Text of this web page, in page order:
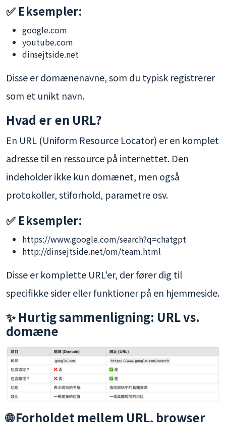
✅ Eksempler:
google.com
youtube.com
dinsejtside.net
Disse er domænenavne, som du typisk registrerer
som et unikt navn.
Hvad er en URL?
En URL (Uniform Resource Locator) er en komplet
adresse til en ressource på internettet. Den
indeholder ikke kun domænet, men også
protokoller, stiforhold, parametre osv.
✅ Eksempler:
https://www.google.com/search?q=chatgpt
http://dinsejtside.net/om/team.html
Disse er komplette URL'er, der fører dig til
specifikke sider eller funktioner på en hjemmeside.
✨ Hurtig sammenligning: URL vs.
domæne
🌐 Forholdet mellem URL, browser